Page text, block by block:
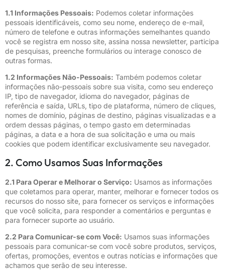
1.1 Informações Pessoais: Podemos coletar informações
pessoais identificáveis, como seu nome, endereço de e-mail,
número de telefone e outras informações semelhantes quando
você se registra em nosso site, assina nossa newsletter, participa
de pesquisas, preenche formulários ou interage conosco de
outras formas.
1.2 Informações Não-Pessoais: Também podemos coletar
informações não-pessoais sobre sua visita, como seu endereço
IP, tipo de navegador, idioma do navegador, páginas de
referência e saída, URLs, tipo de plataforma, número de cliques,
nomes de domínio, páginas de destino, páginas visualizadas e a
ordem dessas páginas, o tempo gasto em determinadas
páginas, a data e a hora de sua solicitação e uma ou mais
cookies que podem identificar exclusivamente seu navegador.
2. Como Usamos Suas Informações
2.1 Para Operar e Melhorar o Serviço: Usamos as informações
que coletamos para operar, manter, melhorar e fornecer todos os
recursos do nosso site, para fornecer os serviços e informações
que você solicita, para responder a comentários e perguntas e
para fornecer suporte ao usuário.
2.2 Para Comunicar-se com Você: Usamos suas informações
pessoais para comunicar-se com você sobre produtos, serviços,
ofertas, promoções, eventos e outras notícias e informações que
achamos que serão de seu interesse.